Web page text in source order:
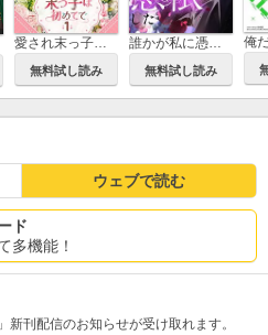
愛され末っ子は初めてで
無料試し読み
誰かが私に憑依した
無料試し読み
ウェブで読む
ド
多機能！
新刊配信のお知らせが受け取れます。